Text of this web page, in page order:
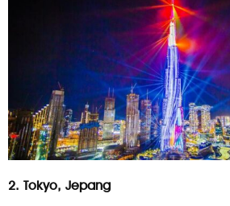
2. Tokyo, Jepang